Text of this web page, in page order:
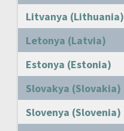
Litvanya (Lithuania)
Letonya (Latvia)
Estonya (Estonia)
Slovakya (Slovakia)
Slovenya (Slovenia)